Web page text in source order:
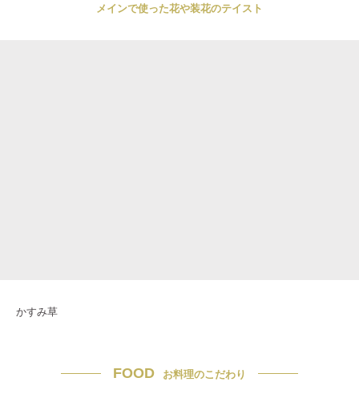
メインで使った花や装花のテイスト
かすみ草
FOOD お料理のこだわり